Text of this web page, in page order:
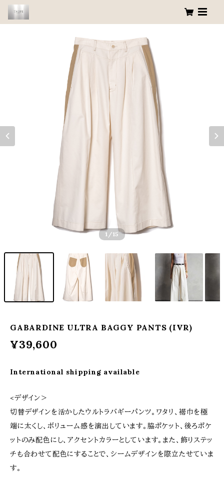
1 /15
GABARDINE ULTRA BAGGY PANTS (IVR)
¥39,600
International shipping available
<デザイン＞
切替デザインを活かしたウルトラバギーパンツ。ワタリ、裾巾を極
端に太くし、ボリューム感を演出しています。脇ポケット、後ろポケ
ットのみ配色にし、アクセントカラーとしています。また、飾りステッ
チも合わせて配色にすることで、シームデザインを際立たせていま
す。